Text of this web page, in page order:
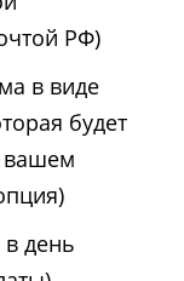
РФ)
в виде
будет
вашем
день